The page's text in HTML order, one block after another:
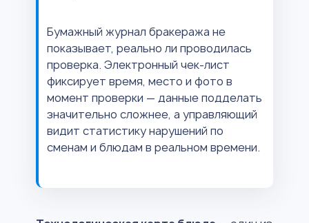
Бумажный журнал бракеража не
показывает, реально ли проводилась
проверка. Электронный чек-лист
фиксирует время, место и фото в
момент проверки — данные подделать
значительно сложнее, а управляющий
видит статистику нарушений по
сменам и блюдам в реальном времени.